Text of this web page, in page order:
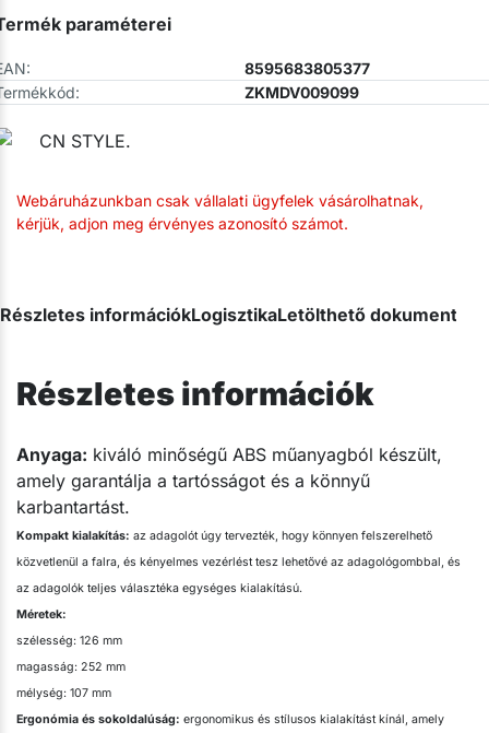
Webáruházunkban csak vállalati ügyfelek vásárolhatnak,
kérjük, adjon meg érvényes azonosító számot.
paraméterei
8595683805377
ZKMDV009099
Részletes információkLogisztikaLetölthető
Részletes információk
Anyaga: kiváló minőségű ABS műanyagból készült,
amely garantálja a tartósságot és a könnyű
karbantartást.
Kompakt kialakítás: az adagolót úgy tervezték, hogy könnyen felszerelhető
közvetlenül a falra, és kényelmes vezérlést tesz lehetővé az adagológombbal, és
az adagolók teljes választéka egységes kialakítású.
Méretek:
szélesség: 126 mm
magasság: 252 mm
mélység: 107 mm
Ergonómia és sokoldalúság: ergonomikus és stílusos kialakítást kínál, amely